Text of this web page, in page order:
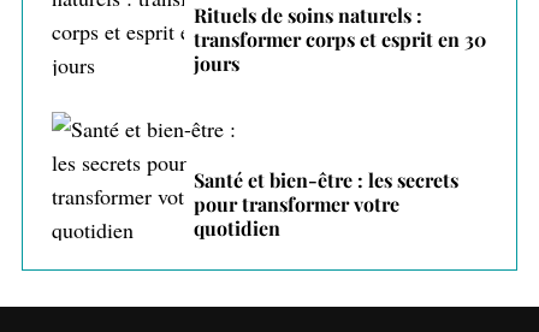
Rituels de soins naturels :
transformer corps et esprit en 30
jours
Santé et bien-être : les secrets
pour transformer votre
quotidien